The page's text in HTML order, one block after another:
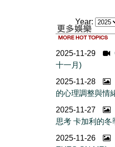
Year:
2025-11-29
十一月)
2025-11-28
的心理調整與情
2025-11-27
思考 卡加利的冬
2025-11-26